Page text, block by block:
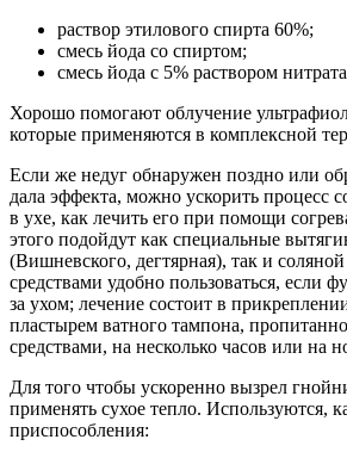
раствор этилового спирта 60%;
смесь йода со спиртом;
смесь йода с 5% раствором
Хорошо помогают облучение
которые применяются в комплексной
Если же недуг обнаружен поздно или
дала эффекта, можно ускорить процесс
в ухе, как лечить его при помощи
этого подойдут как специальные
(Вишневского, дегтярная), так и
средствами удобно пользоваться, если
за ухом; лечение состоит в
пластырем ватного тампона,
средствами, на несколько часов или на
Для того чтобы ускоренно вызрел
применять сухое тепло. Используются,
приспособления: